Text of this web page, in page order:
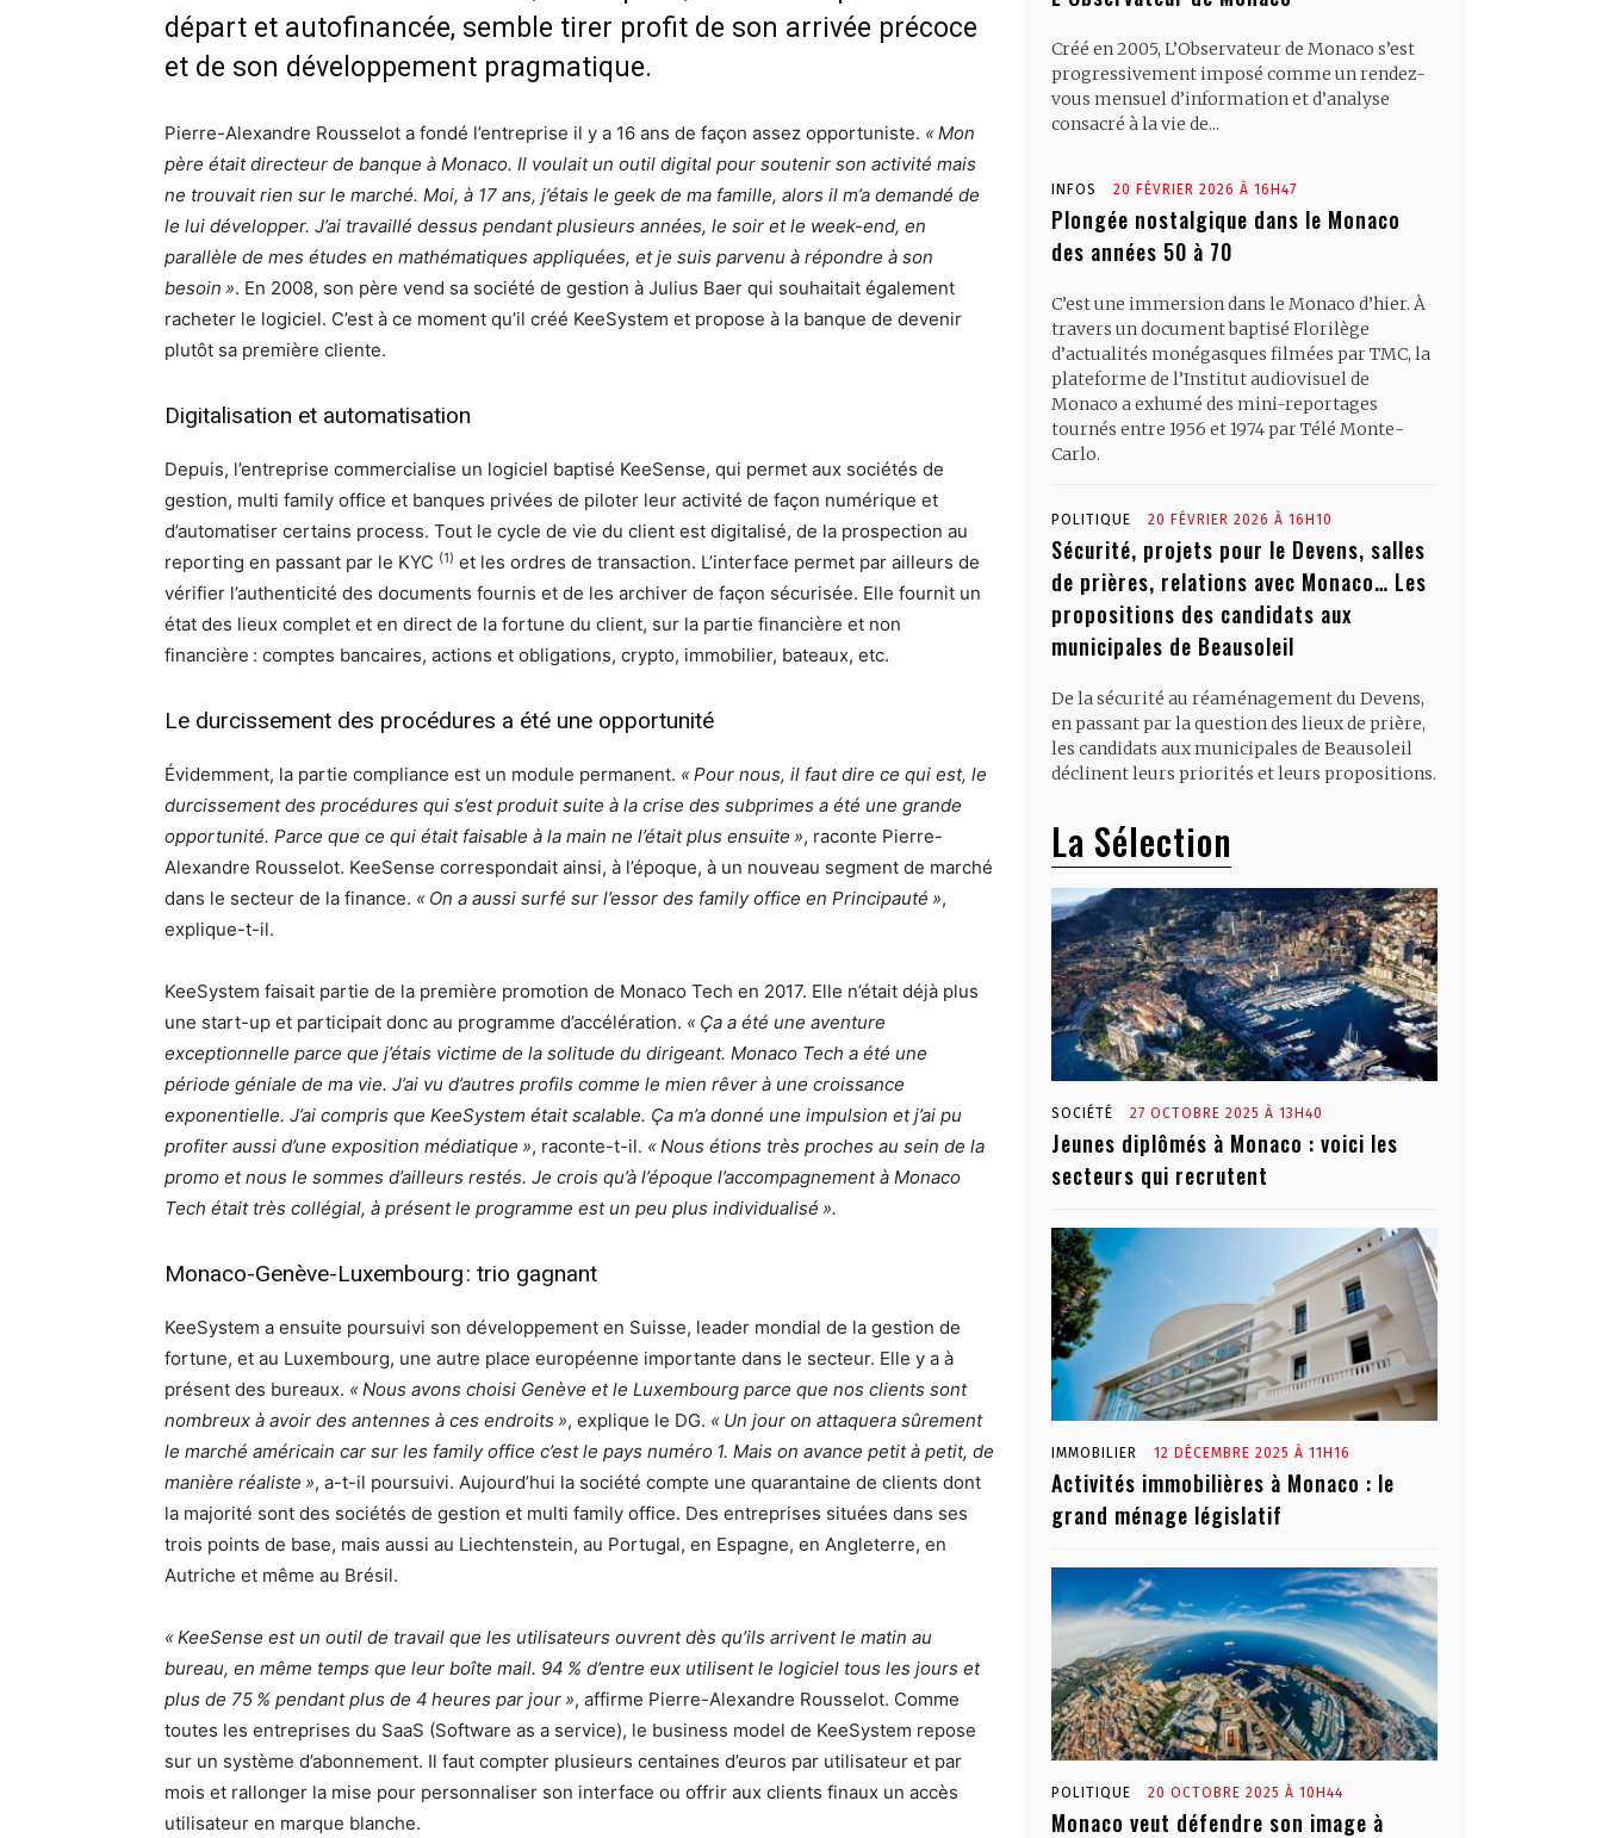
départ et autofinancée, semble tirer profit de son arrivée précoce
et de son développement pragmatique.
Pierre-Alexandre Rousselot a fondé l’entreprise il y a 16 ans de façon assez opportuniste. « Mon
père était directeur de banque à Monaco. Il voulait un outil digital pour soutenir son activité mais
ne trouvait rien sur le marché. Moi, à 17 ans, j’étais le geek de ma famille, alors il m’a demandé de
le lui développer. J’ai travaillé dessus pendant plusieurs années, le soir et le week-end, en
parallèle de mes études en mathématiques appliquées, et je suis parvenu à répondre à son
besoin ». En 2008, son père vend sa société de gestion à Julius Baer qui souhaitait également
racheter le logiciel. C’est à ce moment qu’il créé KeeSystem et propose à la banque de devenir
plutôt sa première cliente.
Digitalisation et automatisation
Depuis, l’entreprise commercialise un logiciel baptisé KeeSense, qui permet aux sociétés de
gestion, multi family office et banques privées de piloter leur activité de façon numérique et
d’automatiser certains process. Tout le cycle de vie du client est digitalisé, de la prospection au
reporting en passant par le KYC (1) et les ordres de transaction. L’interface permet par ailleurs de
vérifier l’authenticité des documents fournis et de les archiver de façon sécurisée. Elle fournit un
état des lieux complet et en direct de la fortune du client, sur la partie financière et non
financière : comptes bancaires, actions et obligations, crypto, immobilier, bateaux, etc.
Le durcissement des procédures a été une opportunité
Évidemment, la partie compliance est un module permanent. « Pour nous, il faut dire ce qui est, le
durcissement des procédures qui s’est produit suite à la crise des subprimes a été une grande
opportunité. Parce que ce qui était faisable à la main ne l’était plus ensuite », raconte Pierre-
Alexandre Rousselot. KeeSense correspondait ainsi, à l’époque, à un nouveau segment de marché
dans le secteur de la finance. « On a aussi surfé sur l’essor des family office en Principauté »,
explique-t-il.
KeeSystem faisait partie de la première promotion de Monaco Tech en 2017. Elle n’était déjà plus
une start-up et participait donc au programme d’accélération. « Ça a été une aventure
exceptionnelle parce que j’étais victime de la solitude du dirigeant. Monaco Tech a été une
période géniale de ma vie. J’ai vu d’autres profils comme le mien rêver à une croissance
exponentielle. J’ai compris que KeeSystem était scalable. Ça m’a donné une impulsion et j’ai pu
profiter aussi d’une exposition médiatique », raconte-t-il. « Nous étions très proches au sein de la
promo et nous le sommes d’ailleurs restés. Je crois qu’à l’époque l’accompagnement à Monaco
Tech était très collégial, à présent le programme est un peu plus individualisé ».
Monaco-Genève-Luxembourg : trio gagnant
KeeSystem a ensuite poursuivi son développement en Suisse, leader mondial de la gestion de
fortune, et au Luxembourg, une autre place européenne importante dans le secteur. Elle y a à
présent des bureaux. « Nous avons choisi Genève et le Luxembourg parce que nos clients sont
nombreux à avoir des antennes à ces endroits », explique le DG. « Un jour on attaquera sûrement
le marché américain car sur les family office c’est le pays numéro 1. Mais on avance petit à petit, de
manière réaliste », a-t-il poursuivi. Aujourd’hui la société compte une quarantaine de clients dont
la majorité sont des sociétés de gestion et multi family office. Des entreprises situées dans ses
trois points de base, mais aussi au Liechtenstein, au Portugal, en Espagne, en Angleterre, en
Autriche et même au Brésil.
« KeeSense est un outil de travail que les utilisateurs ouvrent dès qu’ils arrivent le matin au
bureau, en même temps que leur boîte mail. 94 % d’entre eux utilisent le logiciel tous les jours et
plus de 75 % pendant plus de 4 heures par jour », affirme Pierre-Alexandre Rousselot. Comme
toutes les entreprises du SaaS (Software as a service), le business model de KeeSystem repose
sur un système d’abonnement. Il faut compter plusieurs centaines d’euros par utilisateur et par
mois et rallonger la mise pour personnaliser son interface ou offrir aux clients finaux un accès
utilisateur en marque blanche.
Créé en 2005, L’Observateur de Monaco s’est
progressivement imposé comme un rendez-
vous mensuel d’information et d’analyse
consacré à la vie de...
INFOS 20 FÉVRIER 2026 À 16H47
Plongée nostalgique dans le Monaco
des années 50 à 70
C’est une immersion dans le Monaco d’hier. À
travers un document baptisé Florilège
d’actualités monégasques filmées par TMC, la
plateforme de l’Institut audiovisuel de
Monaco a exhumé des mini-reportages
tournés entre 1956 et 1974 par Télé Monte-
Carlo.
POLITIQUE 20 FÉVRIER 2026 À 16H10
Sécurité, projets pour le Devens, salles
de prières, relations avec Monaco… Les
propositions des candidats aux
municipales de Beausoleil
De la sécurité au réaménagement du Devens,
en passant par la question des lieux de prière,
les candidats aux municipales de Beausoleil
déclinent leurs priorités et leurs propositions.
La Sélection
SOCIÉTÉ 27 OCTOBRE 2025 À 13H40
Jeunes diplômés à Monaco : voici les
secteurs qui recrutent
IMMOBILIER 12 DÉCEMBRE 2025 À 11H16
Activités immobilières à Monaco : le
grand ménage législatif
POLITIQUE 20 OCTOBRE 2025 À 10H44
Monaco veut défendre son image à